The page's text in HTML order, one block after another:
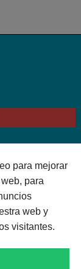
para mejorar
para
web y
visitantes.